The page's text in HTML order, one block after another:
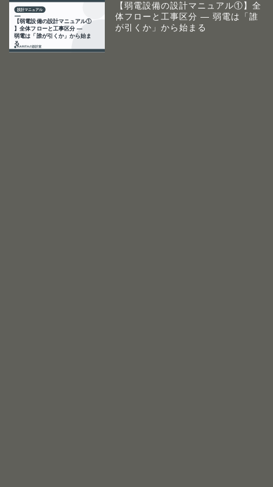
【弱電設備の設計マニュアル①】全
体フローと工事区分 ― 弱電は「誰
が引くか」から始まる